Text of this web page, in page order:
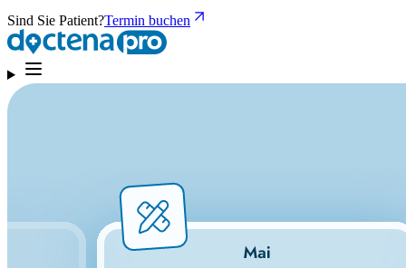
Sind Sie Patient?Termin buchen